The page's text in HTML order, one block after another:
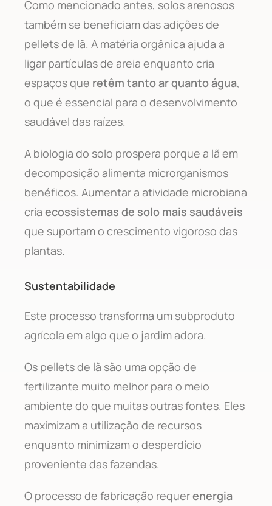
Como mencionado antes, solos arenosos
também se beneficiam das adições de
pellets de lã. A matéria orgânica ajuda a
ligar partículas de areia enquanto cria
espaços que retêm tanto ar quanto água,
o que é essencial para o desenvolvimento
saudável das raízes.
A biologia do solo prospera porque a lã em
decomposição alimenta microrganismos
benéficos. Aumentar a atividade microbiana
cria ecossistemas de solo mais saudáveis
que suportam o crescimento vigoroso das
plantas.
Sustentabilidade
Este processo transforma um subproduto
agrícola em algo que o jardim adora.
Os pellets de lã são uma opção de
fertilizante muito melhor para o meio
ambiente do que muitas outras fontes. Eles
maximizam a utilização de recursos
enquanto minimizam o desperdício
proveniente das fazendas.
O processo de fabricação requerenergia